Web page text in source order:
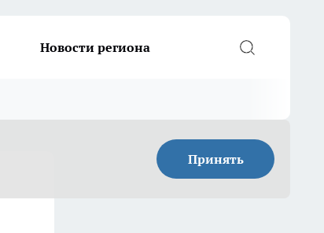
Новости региона
Принять